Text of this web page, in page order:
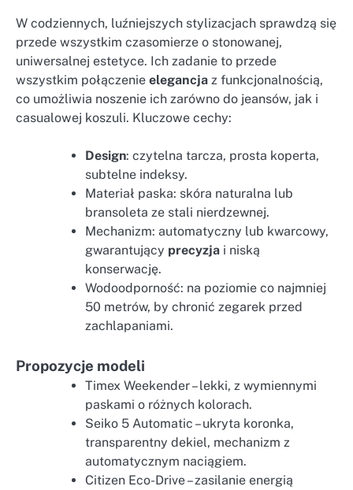
W codziennych, luźniejszych stylizacjach sprawdzą się
przede wszystkim czasomierze o stonowanej,
uniwersalnej estetyce. Ich zadanie to przede
wszystkim połączenie elegancja z funkcjonalnością,
co umożliwia noszenie ich zarówno do jeansów, jak i
casualowej koszuli. Kluczowe cechy:
Design: czytelna tarcza, prosta koperta,
subtelne indeksy.
Materiał paska: skóra naturalna lub
bransoleta ze stali nierdzewnej.
Mechanizm: automatyczny lub kwarcowy,
gwarantujący precyzja i niską
konserwację.
Wodoodporność: na poziomie co najmniej
50 metrów, by chronić zegarek przed
zachlapaniami.
Propozycje modeli
Timex Weekender – lekki, z wymiennymi
paskami o różnych kolorach.
Seiko 5 Automatic – ukryta koronka,
transparentny dekiel, mechanizm z
automatycznym naciągiem.
Citizen Eco-Drive – zasilanie energią